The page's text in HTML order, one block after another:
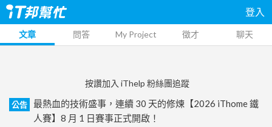
登入
文章 問答 My Project 徵才 聊天
按讚加入 iThelp 粉絲團追蹤
公告
最熱血的技術盛事，連續 30 天的修煉【2026 iThome 鐵
人賽】8 月 1 日賽事正式開啟！